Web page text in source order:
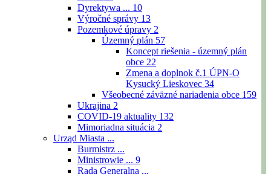
Dyrektywa ... 10
Výročné správy 13
Pozemkové úpravy 2
Územný plán 57
Koncept riešenia - územný plán
obce 22
Zmena a doplnok č.1 ÚPN-O
Kysucký Lieskovec 34
Všeobecné záväzné nariadenia obce 159
Ukrajina 2
COVID-19 aktuality 132
Mimoriadna situácia 2
Urząd Miasta ...
Burmistrz ...
Ministrowie ... 9
Rada Generalna ...